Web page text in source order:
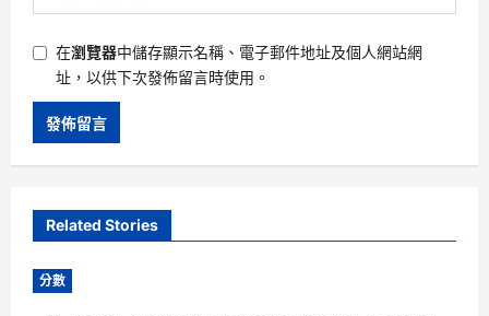
在瀏覽器中儲存顯示名稱、電子郵件地址及個人網站網
址，以供下次發佈留言時使用。
Related Stories
分數